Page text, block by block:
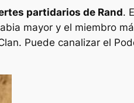
partidarios de Rand.
mayor y el miembro
Puede canalizar el